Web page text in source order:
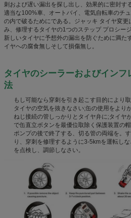
刺および遅い漏出を探し出し、効果的に密封す
適当な100%車、オートバイ、電気自転車のチ
の内で破るためにである。ジャッキ タイヤ変更
み、修理するタイヤの1つのステップ プロシー
新しいタイヤに予想外の漏出を防ぐために満た
イヤへの腐食無しそして損傷無し。
タイヤのシーラーおよびイン
法
もし可能なら穿刺を引き起こす目的により取
タイヤの空気を抜きなさい;缶の使用をより
ねじ接続の管しっかりとタイヤ弁に;タイヤ
で缶直立ボタンを最優位取除く保護装置の
ポンプの後で終了する、切る管の両端を。
り、穿刺を修理するように3-5kmを運転し
を点検し、調節しなさい。